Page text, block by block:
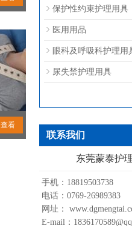
查看
保护性约束护理用具
医用用品
眼科及呼吸科护理用
尿失禁护理用具
联系我们
东莞蒙泰护
手机：18819503738
电话：0769-26989383
网址：
E-mail：